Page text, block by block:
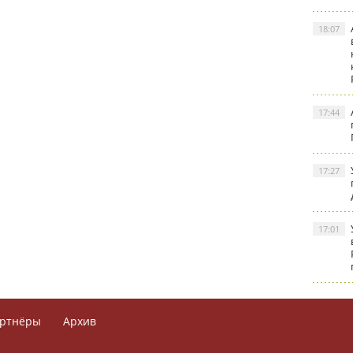
18:07
17:44
17:27
17:01
Архив